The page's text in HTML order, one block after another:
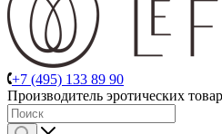
+7 (495) 133 89 90
Производитель эротических